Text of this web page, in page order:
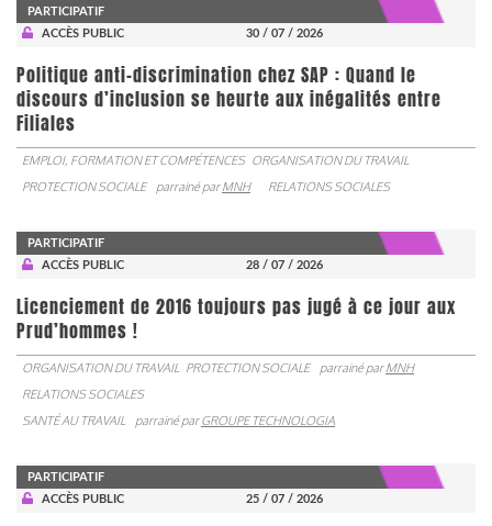
PARTICIPATIF
ACCÈS PUBLIC
30 / 07 / 2026
Politique anti-discrimination chez SAP : Quand le
discours d’inclusion se heurte aux inégalités entre
Filiales
EMPLOI, FORMATION ET COMPÉTENCES ORGANISATION DU TRAVAIL
PROTECTION SOCIALE
parrainé parMNH RELATIONS SOCIALES
PARTICIPATIF
ACCÈS PUBLIC
28 / 07 / 2026
Licenciement de 2016 toujours pas jugé à ce jour aux
Prud’hommes !
ORGANISATION DU TRAVAIL PROTECTION SOCIALE parrainé parMNH
RELATIONS SOCIALES
SANTÉ AU TRAVAIL
parrainé parGROUPE TECHNOLOGIA
PARTICIPATIF
ACCÈS PUBLIC
25 / 07 / 2026